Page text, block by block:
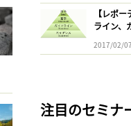
【レポ
ライン、
2017/02/07
注目のセミナ